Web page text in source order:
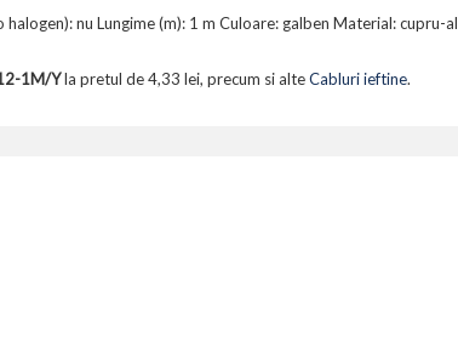
nu Lungime (m): 1 m Culoare: galben Material: cupru-
1M/Yla pretul de 4,33 lei, precum si alteCabluri ieftine.